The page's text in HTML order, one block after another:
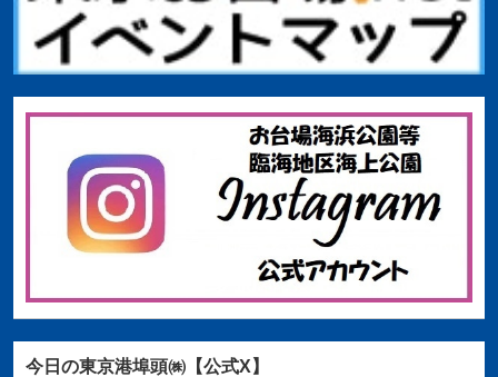
今日の東京港埠頭㈱【公式X】